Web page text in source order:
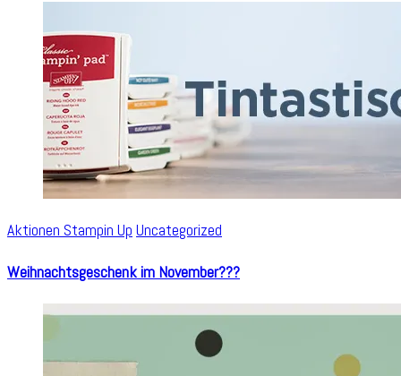
Aktionen Stampin Up Uncategorized
Weihnachtsgeschenk im November???